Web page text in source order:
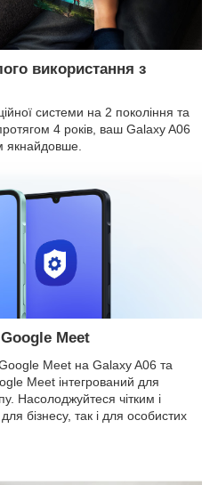
використання з
системи на 2 покоління та
4 років, ваш Galaxy A06
якнайдовше.
Google Meet
Meet на Galaxy A06 та
Meet інтегрований для
Насолоджуйтеся чітким і
бізнесу, так і для особистих